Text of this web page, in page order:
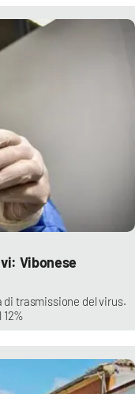
Vibonese
trasmissione del virus.